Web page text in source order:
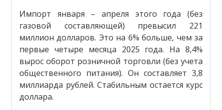
Импорт января – апреля этого года (без
газовой составляющей) превысил 221
миллион долларов. Это на 6% больше, чем за
первые четыре месяца 2025 года. На 8,4%
вырос оборот розничной торговли (без учета
общественного питания). Он составляет 3,8
миллиарда рублей. Стабильным остается курс
доллара.